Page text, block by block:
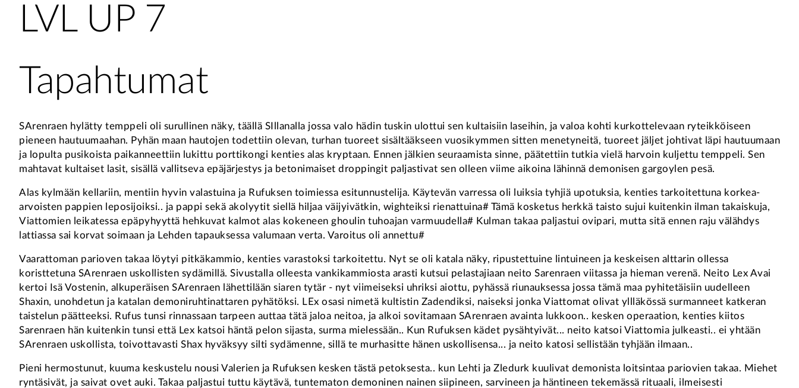
LVL UP 7
Tapahtumat
SArenraen hylätty temppeli oli surullinen näky, täällä SIllanalla jossa valo hädin tuskin ulottui sen kultaisiin laseihin, ja valoa kohti kurkottelevaan ryteikköiseen
pieneen hautuumaahan. Pyhän maan hautojen todettiin olevan, turhan tuoreet sisältääkseen vuosikymmen sitten menetyneitä, tuoreet jäljet johtivat läpi hautuumaan
ja lopulta pusikoista paikanneettiin lukittu porttikongi kenties alas kryptaan. Ennen jälkien seuraamista sinne, päätettiin tutkia vielä harvoin kuljettu temppeli. Sen
mahtavat kultaiset lasit, sisällä vallitseva epäjärjestys ja betonimaiset droppingit paljastivat sen olleen viime aikoina lähinnä demonisen gargoylen pesä.
Alas kylmään kellariin, mentiin hyvin valastuina ja Rufuksen toimiessa esitunnustelija. Käytevän varressa oli luiksia tyhjiä upotuksia, kenties tarkoitettuna korkea-
arvoisten pappien leposijoiksi.. ja pappi sekä akolyytit siellä hiljaa väijyivätkin, wighteiksi rienattuina# Tämä kosketus herkkä taisto sujui kuitenkin ilman takaiskuja,
Viattomien leikatessa epäpyhyyttä hehkuvat kalmot alas kokeneen ghoulin tuhoajan varmuudella# Kulman takaa paljastui ovipari, mutta sitä ennen raju välähdys
lattiassa sai korvat soimaan ja Lehden tapauksessa valumaan verta. Varoitus oli annettu#
Vaarattoman parioven takaa löytyi pitkäkammio, kenties varastoksi tarkoitettu. Nyt se oli katala näky, ripustettuine lintuineen ja keskeisen alttarin ollessa
koristtetuna SArenraen uskollisten sydämillä. Sivustalla olleesta vankikammiosta arasti kutsui pelastajiaan neito Sarenraen viitassa ja hieman verenä. Neito Lex Avai
kertoi Isä Vostenin, alkuperäisen SArenraen lähettilään siaren tytär - nyt viimeiseksi uhriksi aiottu, pyhässä riunauksessa jossa tämä maa pyhitetäisiin uudelleen
Shaxin, unohdetun ja katalan demoniruhtinattaren pyhätöksi. LEx osasi nimetä kultistin Zadendiksi, naiseksi jonka Viattomat olivat yllläkössä surmanneet katkeran
taistelun päätteeksi. Rufus tunsi rinnassaan tarpeen auttaa tätä jaloa neitoa, ja alkoi sovitamaan SArenraen avainta lukkoon.. kesken operaation, kenties kiitos
Sarenraen hän kuitenkin tunsi että Lex katsoi häntä pelon sijasta, surma mielessään.. Kun Rufuksen kädet pysähtyivät... neito katsoi Viattomia julkeasti.. ei yhtään
SArenraen uskollista, toivottavasti Shax hyväksyy silti sydämenne, sillä te murhasitte hänen uskollisensa... ja neito katosi sellistään tyhjään ilmaan..
Pieni hermostunut, kuuma keskustelu nousi Valerien ja Rufuksen kesken tästä petoksesta.. kun Lehti ja Zledurk kuulivat demonista loitsintaa pariovien takaa. Miehet
ryntäsivät, ja saivat ovet auki. Takaa paljastui tuttu käytävä, tuntematon demoninen nainen siipineen, sarvineen ja häntineen tekemässä rituaali, ilmeisesti